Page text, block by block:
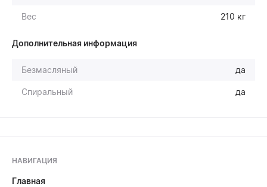
Вес 210 кг
Дополнительная информация
Безмасляный да
Спиральный да
НАВИГАЦИЯ
Главная